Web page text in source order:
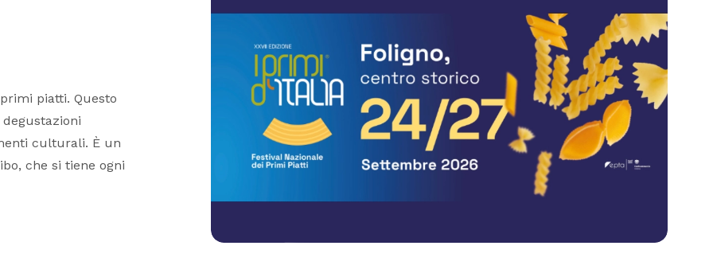
piatti. Questo
culturali. È un
che si tiene ogni